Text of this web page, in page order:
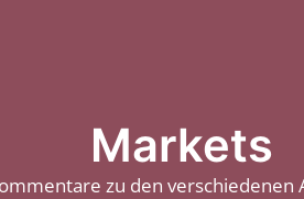
Markets
zu den verschiedenen